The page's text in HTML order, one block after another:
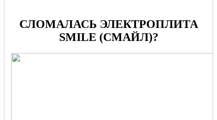
СЛОМАЛАСЬ ЭЛЕКТРОПЛИТА
SMILE (СМАЙЛ)?